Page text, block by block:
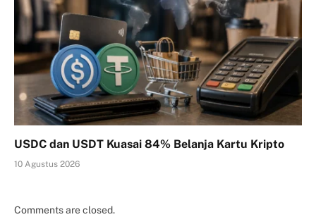
USDC dan USDT Kuasai 84% Belanja Kartu Kripto
10 Agustus 2026
Comments are closed.